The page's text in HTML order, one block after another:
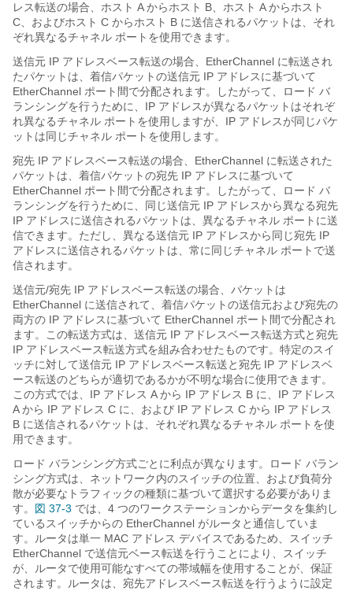
レス転送の場合、ホスト A からホスト B、ホスト A からホスト
C、およびホスト C からホスト B に送信されるパケットは、それ
ぞれ異なるチャネル ポートを使用できます。
送信元 IP アドレスベース転送の場合、EtherChannel に転送され
たパケットは、着信パケットの送信元 IP アドレスに基づいて
EtherChannel ポート間で分配されます。したがって、ロード バ
ランシングを行うために、IP アドレスが異なるパケットはそれぞ
れ異なるチャネル ポートを使用しますが、IP アドレスが同じパケ
ットは同じチャネル ポートを使用します。
宛先 IP アドレスベース転送の場合、EtherChannel に転送された
パケットは、着信パケットの宛先 IP アドレスに基づいて
EtherChannel ポート間で分配されます。したがって、ロード バ
ランシングを行うために、同じ送信元 IP アドレスから異なる宛先
IP アドレスに送信されるパケットは、異なるチャネル ポートに送
信できます。ただし、異なる送信元 IP アドレスから同じ宛先 IP
アドレスに送信されるパケットは、常に同じチャネル ポートで送
信されます。
送信元/宛先 IP アドレスベース転送の場合、パケットは
EtherChannel に送信されて、着信パケットの送信元および宛先の
両方の IP アドレスに基づいて EtherChannel ポート間で分配され
ます。この転送方式は、送信元 IP アドレスベース転送方式と宛先
IP アドレスベース転送方式を組み合わせたものです。特定のスイ
ッチに対して送信元 IP アドレスベース転送と宛先 IP アドレスベ
ース転送のどちらが適切であるかが不明な場合に使用できます。
この方式では、IP アドレス A から IP アドレス B に、IP アドレス
A から IP アドレス C に、および IP アドレス C から IP アドレス
B に送信されるパケットは、それぞれ異なるチャネル ポートを使
用できます。
ロード バランシング方式ごとに利点が異なります。ロード バラン
シング方式は、ネットワーク内のスイッチの位置、および負荷分
散が必要なトラフィックの種類に基づいて選択する必要がありま
す。 図 37-3 では、4 つのワークステーションからデータを集約し
ているスイッチからの EtherChannel がルータと通信していま
す。ルータは単一 MAC アドレス デバイスであるため、スイッチ
EtherChannel で送信元ベース転送を行うことにより、スイッチ
が、ルータで使用可能なすべての帯域幅を使用することが、保証
されます。ルータは、宛先アドレスベース転送を行うように設定